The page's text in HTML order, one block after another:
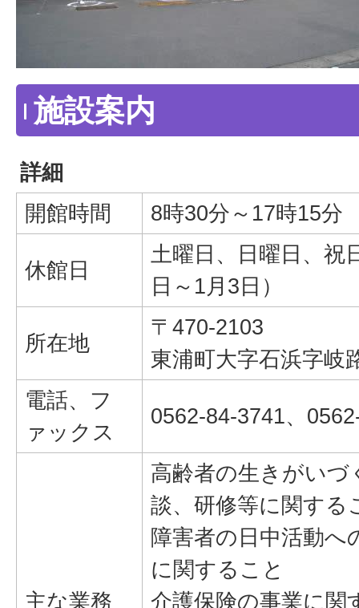
施設案内
詳細
開館時間
8時30分～17時15分
休館日
土曜日、日曜日、祝
日～1月3日）
所在地
〒470-2103
東浦町大字石浜字岐
電話、フ
ァックス
0562-84-3741、
主な業務
高齢者の生きがいづ
談、研修等に関する
障害者の日中活動へ
に関すること
介護保険の事業に関